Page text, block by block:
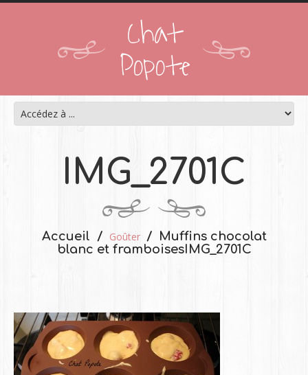
Chat
Popote
IMG_2701C
Accueil Goûter
Muffins chocolat
blanc et framboisesIMG_2701C